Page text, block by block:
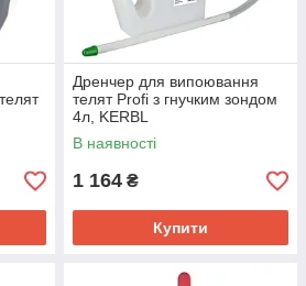
Дренчер для випоювання
телят Profi з гнучким зондом
4л, KERBL
В наявності
1 164 ₴
Купити